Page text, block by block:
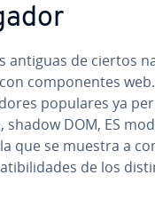
antiguas de ciertos
co­m­po­ne­n­tes
populares ya
DOM, ES
que se muestra a
de los